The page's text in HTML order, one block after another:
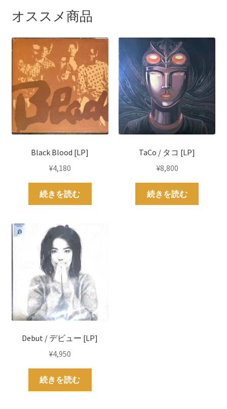
オススメ商品
Black Blood [LP]
¥4,180
続きを読む
TaCo / タコ [LP]
¥8,800
続きを読む
Debut / デビュー [LP]
¥4,950
続きを読む